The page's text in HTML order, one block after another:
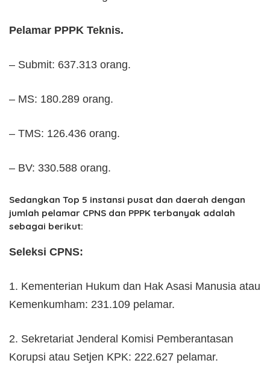
Pelamar PPPK Teknis.
– Submit: 637.313 orang.
– MS: 180.289 orang.
– TMS: 126.436 orang.
– BV: 330.588 orang.
Sedangkan Top 5 instansi pusat dan daerah dengan
jumlah pelamar CPNS dan PPPK terbanyak adalah
sebagai berikut:
Seleksi CPNS:
1. Kementerian Hukum dan Hak Asasi Manusia atau
Kemenkumham: 231.109 pelamar.
2. Sekretariat Jenderal Komisi Pemberantasan
Korupsi atau Setjen KPK: 222.627 pelamar.